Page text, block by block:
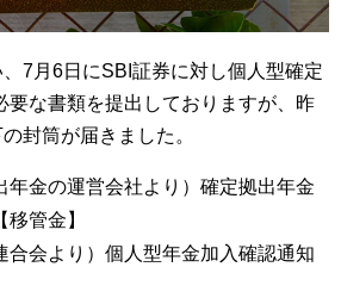
7月6日にSBI証券に対し個人型確定
要な書類を提出しておりますが、昨
封筒が届きました。
年金の運営会社より）確定拠出年金
管金】
合会より）個人型年金加入確認通知